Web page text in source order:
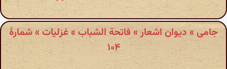
جامی » دیوان اشعار » فاتحة الشباب » غزلیات » شمارهٔ
۱۰۴